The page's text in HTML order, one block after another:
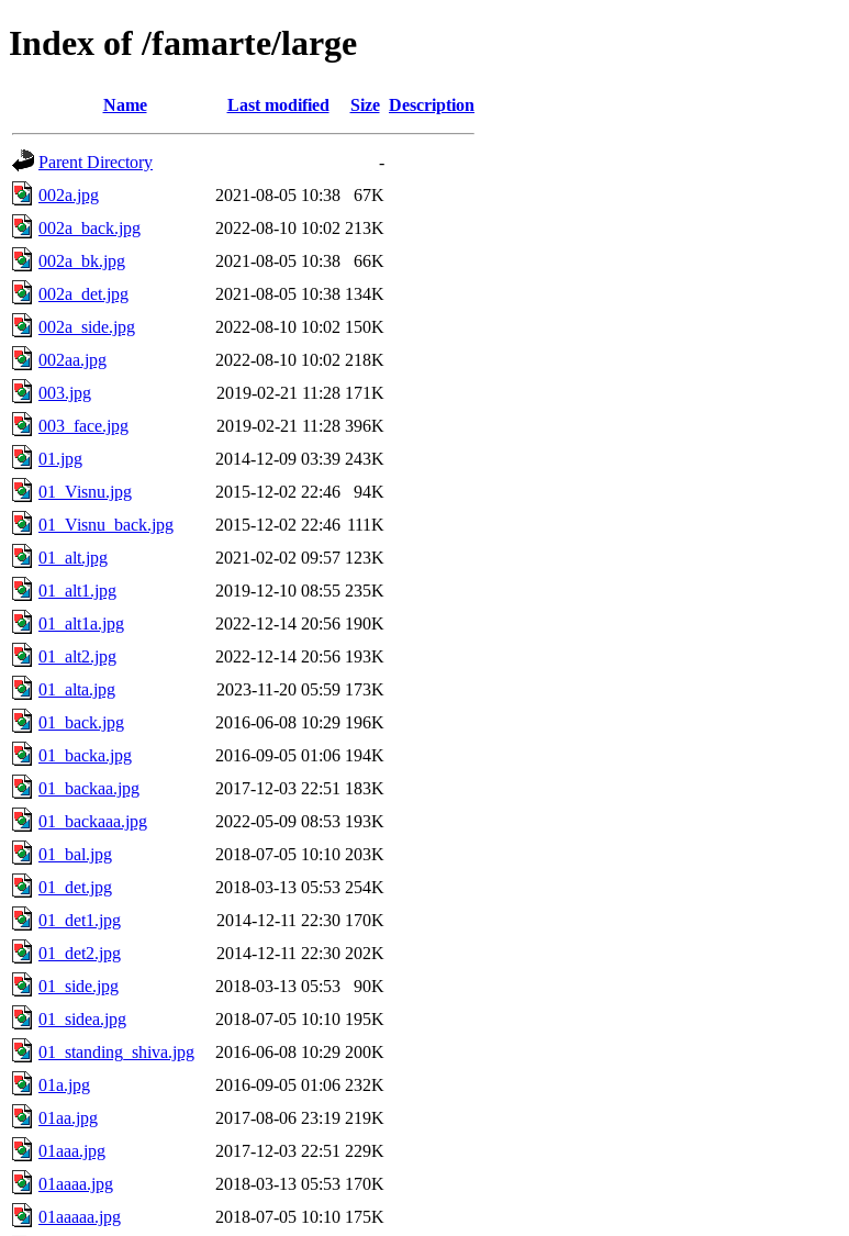
Index of /famarte/large
Name Last modified Size Description
Parent Directory
-
002a.jpg
2021-08-05 10:38
67K
002a_back.jpg
2022-08-10 10:02 213K
002a_bk.jpg
2021-08-05 10:38
66K
002a_det.jpg
2021-08-05 10:38 134K
002a_side.jpg
2022-08-10 10:02 150K
002aa.jpg
2022-08-10 10:02 218K
003.jpg
2019-02-21 11:28 171K
003_face.jpg
2019-02-21 11:28 396K
01.jpg
2014-12-09 03:39 243K
01_Visnu.jpg
2015-12-02 22:46
94K
01_Visnu_back.jpg
2015-12-02 22:46 111K
01_alt.jpg
2021-02-02 09:57 123K
01_alt1.jpg
2019-12-10 08:55 235K
01_alt1a.jpg
2022-12-14 20:56 190K
01_alt2.jpg
2022-12-14 20:56 193K
01_alta.jpg
2023-11-20 05:59 173K
01_back.jpg
2016-06-08 10:29 196K
01_backa.jpg
2016-09-05 01:06 194K
01_backaa.jpg
2017-12-03 22:51 183K
01_backaaa.jpg
2022-05-09 08:53 193K
01_bal.jpg
2018-07-05 10:10 203K
01_det.jpg
2018-03-13 05:53 254K
01_det1.jpg
2014-12-11 22:30 170K
01_det2.jpg
2014-12-11 22:30 202K
01_side.jpg
2018-03-13 05:53
90K
01_sidea.jpg
2018-07-05 10:10 195K
01_standing_shiva.jpg
2016-06-08 10:29 200K
01a.jpg
2016-09-05 01:06 232K
01aa.jpg
2017-08-06 23:19 219K
01aaa.jpg
2017-12-03 22:51 229K
01aaaa.jpg
2018-03-13 05:53 170K
01aaaaa.jpg
2018-07-05 10:10 175K